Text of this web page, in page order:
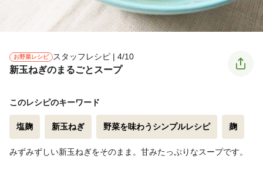
お野菜レシピ スタッフレシピ | 4/10
新玉ねぎのまるごとスープ
このレシピのキーワード
塩麹 新玉ねぎ 野菜を味わうシンプルレシピ 麹
みずみずしい新玉ねぎをそのまま。甘みたっぷりなスープです。